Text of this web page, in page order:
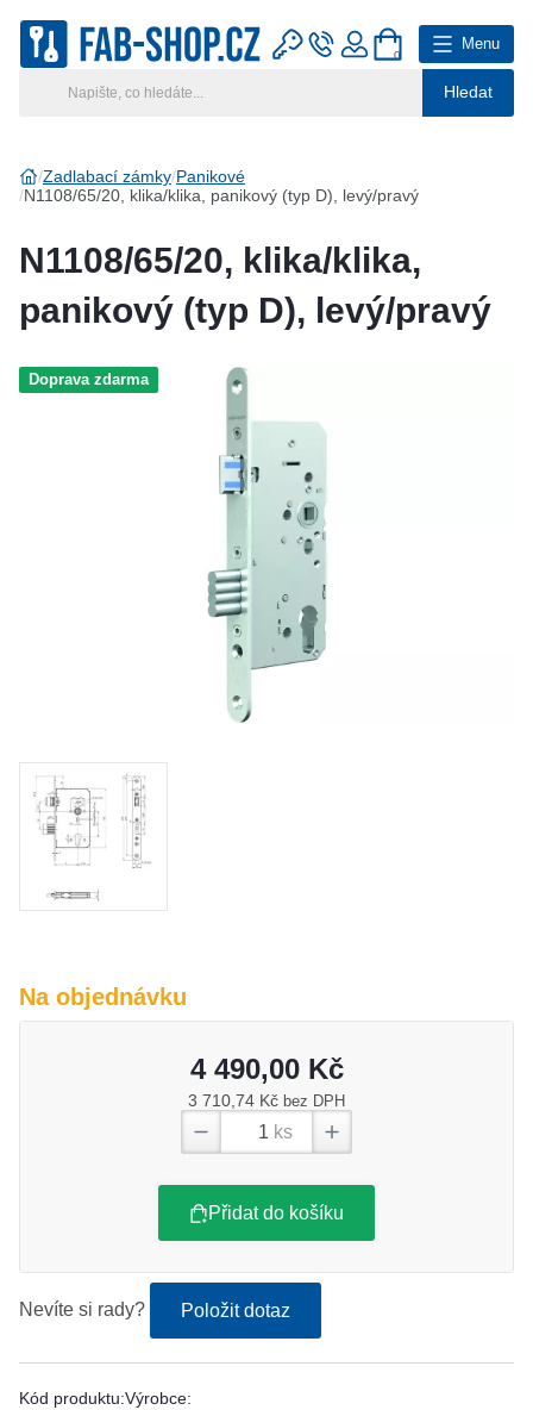
Hledat
0
Menu
Hlavní kategorie
Klíčové systémy
Katalog
Zadlabací zámky Panikové
N1108/65/20, klika/klika, panikový (typ D), levý/pravý
N1108/65/20, klika/klika,
panikový (typ D), levý/pravý
Doprava zdarma
Na objednávku
4 490,00 Kč
3 710,74 Kč bez DPH
ks
Přidat do košíku
Nevíte si rady? Položit dotaz
Kód produktu:Výrobce: